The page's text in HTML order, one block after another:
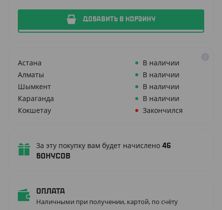
ДОБАВИТЬ В КОРЗИНУ
Астана
В наличии
Алматы
В наличии
Шымкент
В наличии
Караганда
В наличии
Кокшетау
Закончился
За эту покупку вам будет начислено 46
бонусов
Оплата
Наличными при получении, картой, по счёту